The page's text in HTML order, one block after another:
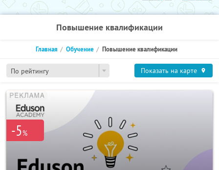
Повышение квалификации
По рейтингу
Главная Обучение Повышение квалификации
Показать на карте
-5%